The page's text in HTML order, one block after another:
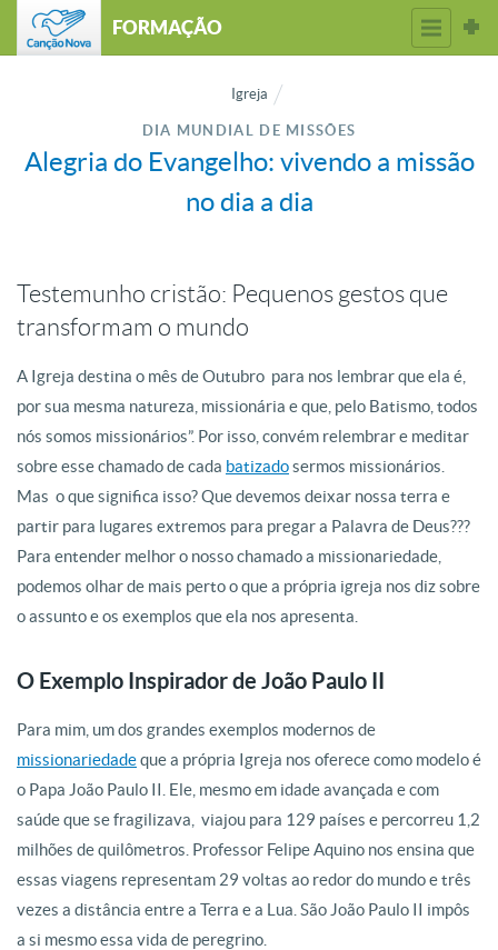
FORMAÇÃO
Igreja
DIA MUNDIAL DE MISSÕES
Alegria do Evangelho: vivendo a missão
no dia a dia
Testemunho cristão: Pequenos gestos que
transformam o mundo
A Igreja destina o mês de Outubro para nos lembrar que ela é,
por sua mesma natureza, missionária e que, pelo Batismo, todos
nós somos missionários”. Por isso, convém relembrar e meditar
sobre esse chamado de cada batizadosermos missionários.
Mas o que significa isso? Que devemos deixar nossa terra e
partir para lugares extremos para pregar a Palavra de Deus???
Para entender melhor o nosso chamado a missionariedade,
podemos olhar de mais perto o que a própria igreja nos diz sobre
o assunto e os exemplos que ela nos apresenta.
O Exemplo Inspirador de João Paulo II
Para mim, um dos grandes exemplos modernos de
missionariedadeque a própria Igreja nos oferece como modelo é
o Papa João Paulo II. Ele, mesmo em idade avançada e com
saúde que se fragilizava, viajou para 129 países e percorreu 1,2
milhões de quilômetros. Professor Felipe Aquino nos ensina que
essas viagens representam 29 voltas ao redor do mundo e três
vezes a distância entre a Terra e a Lua. São João Paulo II impôs
a si mesmo essa vida de peregrino.